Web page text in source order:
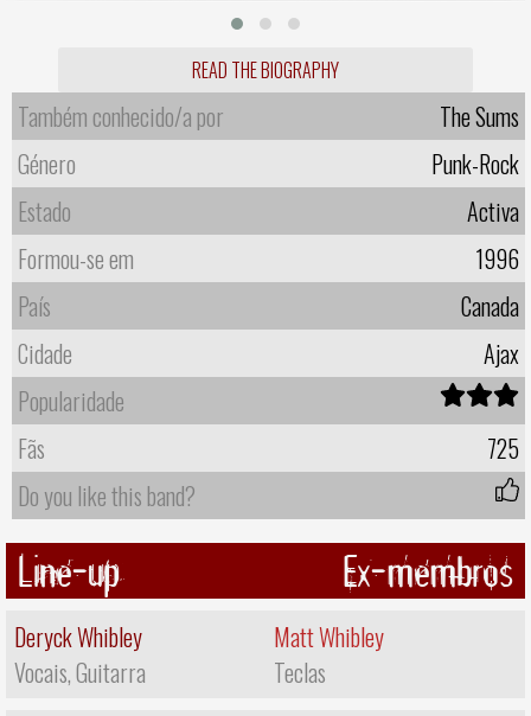
READ THE BIOGRAPHY
Também conhecido/a por
The Sums
Género
Punk-Rock
Estado
Activa
Formou-se em
1996
País
Canada
Cidade
Ajax
Popularidade
Fãs
725
Do you like this band?
Line-up
Deryck Whibley
Vocais, Guitarra
Ex-membros
Matt Whibley
Teclas